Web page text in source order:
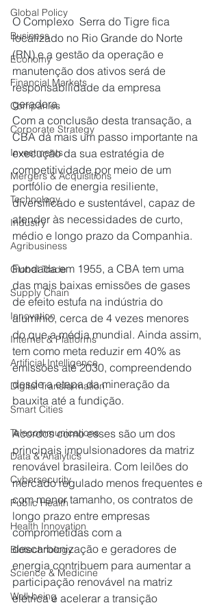
Global Policy
Business
Economy
Financial Markets
Companies
Corporate Strategy
Investments
Mergers & Acquisitions
Technology
Industry
Agribusiness
Global Trade
Supply Chain
Innovation
Internet & Platforms
Artificial Intelligence
Digital Transformation
Smart Cities
Telecommunications
Data & Analytics
Cybersecurity
Public Health
Health Innovation
Biotechnology
Science & Medicine
Well-being
O Complexo  Serra do Tigre fica
localizado no Rio Grande do Norte
(RN) e a gestão da operação e
manutenção dos ativos será de
responsabilidade da empresa
geradora.
Com a conclusão desta transação, a
CBA dá mais um passo importante na
execução da sua estratégia de
competitividade por meio de um
portfólio de energia resiliente,
diversificado e sustentável, capaz de
atender às necessidades de curto,
médio e longo prazo da Companhia.
Fundada em 1955, a CBA tem uma
das mais baixas emissões de gases
de efeito estufa na indústria do
alumínio, cerca de 4 vezes menores
do que a média mundial. Ainda assim,
tem como meta reduzir em 40% as
emissões até 2030, compreendendo
desde a etapa da mineração da
bauxita até a fundição.
Acordos como esses são um dos
principais impulsionadores da matriz
renovável brasileira. Com leilões do
mercado regulado menos frequentes e
com menor tamanho, os contratos de
longo prazo entre empresas
comprometidas com a
descarbonização e geradores de
energia contribuem para aumentar a
participação renovável na matriz
elétrica e acelerar a transição